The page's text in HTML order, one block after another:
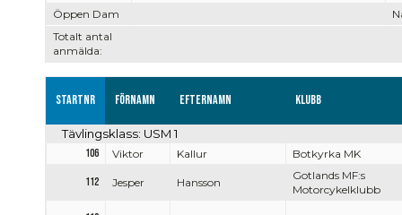
Totalt antal
anmälda:
Öppen Dam
Startnr Förnamn Efternamn Klubb
Tävlingsklass: USM 1
106 Viktor Kallur Botkyrka MK
112 Jesper Hansson
Gotlands MF:s
Motorcykelklubb